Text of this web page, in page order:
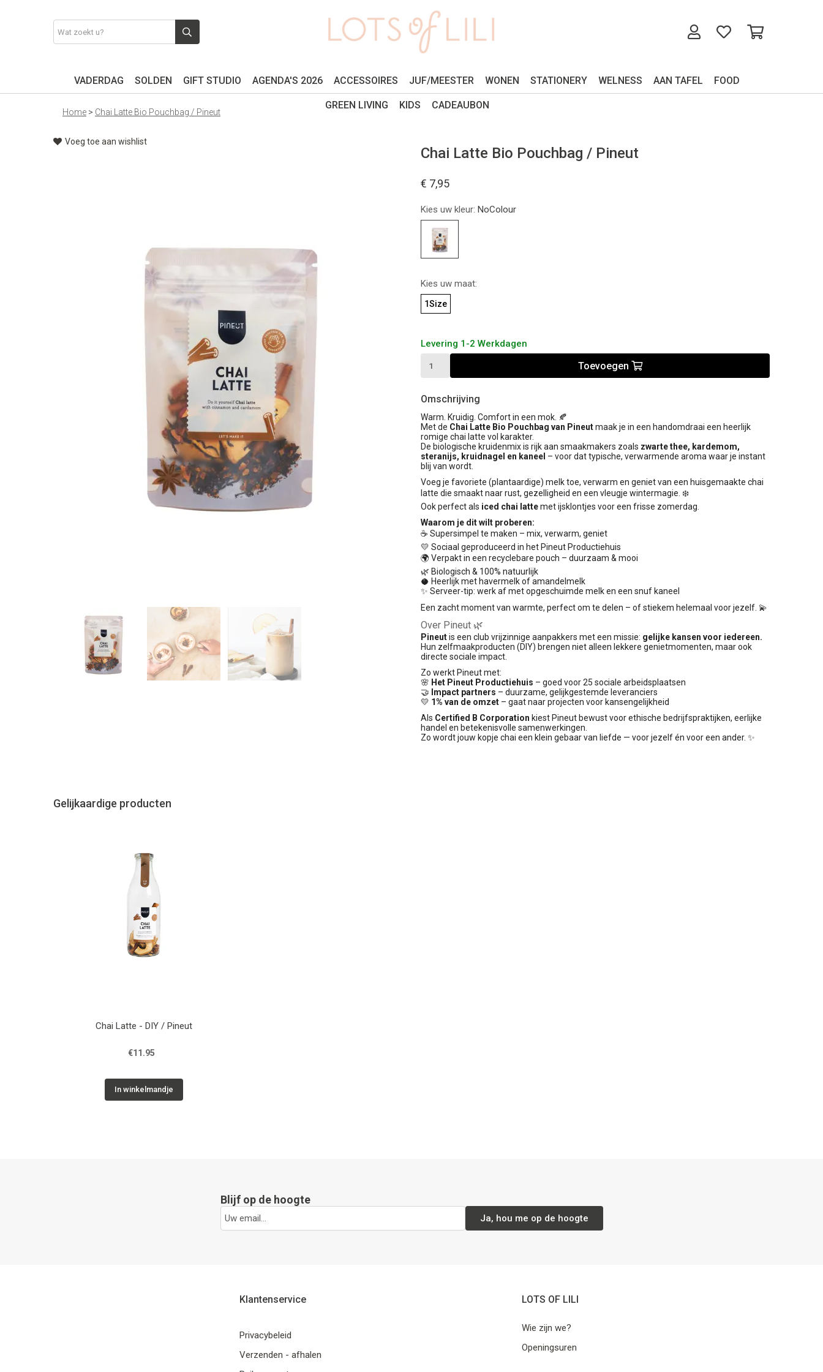
VADERDAG SOLDEN GIFT STUDIO AGENDA'S 2026 ACCESSOIRES JUF/MEESTER WONEN STATIONERY WELNESS AAN TAFEL FOOD
GREEN LIVING KIDS CADEAUBON
Home > Chai Latte Bio Pouchbag / Pineut
Voeg toe aan wishlist
Chai Latte Bio Pouchbag / Pineut
€ 7,95
Kies uw kleur: NoColour
Kies uw maat:
1Size
Levering 1-2 Werkdagen
Toevoegen
Omschrijving
Warm. Kruidig. Comfort in een mok. 🍂
Met de Chai Latte Bio Pouchbag van Pineutmaak je in een handomdraai een heerlijk
romige chai latte vol karakter.
De biologische kruidenmix is rijk aan smaakmakers zoals zwarte thee, kardemom,
steranijs, kruidnagel en kaneel – voor dat typische, verwarmende aroma waar je instant
blij van wordt.
Voeg je favoriete (plantaardige) melk toe, verwarm en geniet van een huisgemaakte chai
latte die smaakt naar rust, gezelligheid en een vleugje wintermagie. ❄️
Ook perfect als iced chai lattemet ijsklontjes voor een frisse zomerdag.
Waarom je dit wilt proberen:
☕ Supersimpel te maken – mix, verwarm, geniet
💛 Sociaal geproduceerd in het Pineut Productiehuis
🌍 Verpakt in een recyclebare pouch – duurzaam & mooi
🌿 Biologisch & 100% natuurlijk
🥥 Heerlijk met havermelk of amandelmelk
✨ Serveer-tip: werk af met opgeschuimde melk en een snuf kaneel
Een zacht moment van warmte, perfect om te delen – of stiekem helemaal voor jezelf. 💫
Over Pineut 🌿
Pineutis een club vrijzinnige aanpakkers met een missie: gelijke kansen voor iedereen.
Hun zelfmaakproducten (DIY) brengen niet alleen lekkere genietmomenten, maar ook
directe sociale impact.
Zo werkt Pineut met:
🌸 Het Pineut Productiehuis – goed voor 25 sociale arbeidsplaatsen
🤝 Impact partners – duurzame, gelijkgestemde leveranciers
💛 1% van de omzet – gaat naar projecten voor kansengelijkheid
Als Certified B Corporation kiest Pineut bewust voor ethische bedrijfspraktijken, eerlijke
handel en betekenisvolle samenwerkingen.
Zo wordt jouw kopje chai een klein gebaar van liefde — voor jezelf én voor een ander. ✨
Gelijkaardige producten
Chai Latte - DIY / Pineut
€11.95
In winkelmandje
Blijf op de hoogte
Ja, hou me op de hoogte
Klantenservice
Privacybeleid
Verzenden - afhalen
LOTS OF LILI
Wie zijn we?
Openingsuren